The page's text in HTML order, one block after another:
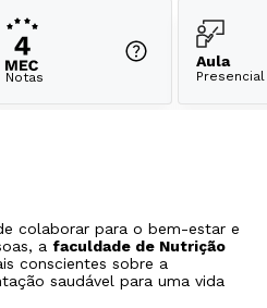
Notas
Aula
Presencial
colaborar para o bem-estar e
a faculdade de Nutrição
conscientes sobre a
saudável para uma vida